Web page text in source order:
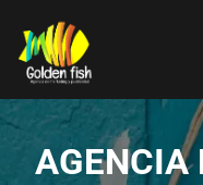
AGENCIA